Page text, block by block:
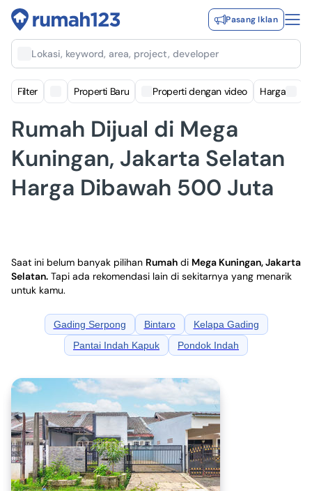
Pasang Iklan
Lokasi, keyword, area, project, developer
Filter Properti Baru Properti dengan video Harga
Rumah Dijual di Mega
Kuningan, Jakarta Selatan
Harga Dibawah 500 Juta
Saat ini belum banyak pilihan Rumah di Mega Kuningan, Jakarta
Selatan. Tapi ada rekomendasi lain di sekitarnya yang menarik
untuk kamu.
Gading Serpong Bintaro
Kelapa Gading
Pantai Indah Kapuk
Pondok Indah